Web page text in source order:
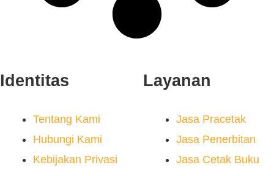
Identitas
Tentang Kami
Hubungi Kami
Kebijakan Privasi
Layanan
Jasa Pracetak
Jasa Penerbitan
Jasa Cetak Buku